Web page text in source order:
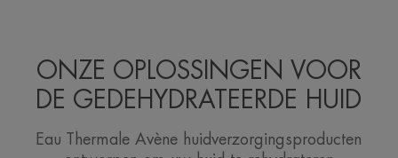
ONZE OPLOSSINGEN VOOR
DE GEDEHYDRATEERDE HUID
Eau Thermale Avène huidverzorgingsproducten